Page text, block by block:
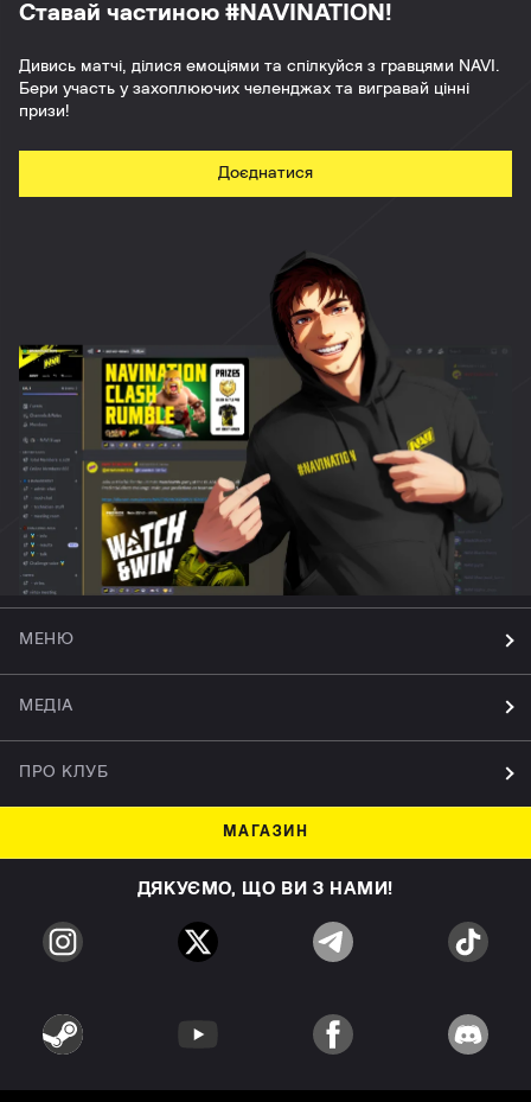
Ставай частиною #NAVINATION!
Дивись матчі, ділися емоціями та спілкуйся з гравцями NAVI.
Бери участь у захоплюючих челенджах та вигравай цінні
призи!
Доєднатися
МЕНЮ
МЕДІА
ПРО КЛУБ
МАГАЗИН
ДЯКУЄМО, ЩО ВИ З НАМИ!